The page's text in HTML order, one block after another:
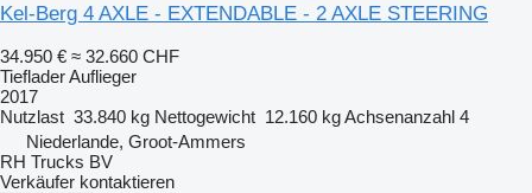
Kel-Berg 4 AXLE - EXTENDABLE - 2 AXLE STEERING
34.950 € ≈ 32.660 CHF
Tieflader Auflieger
2017
Nutzlast 33.840 kg Nettogewicht 12.160 kgAchsenanzahl 4
Niederlande, Groot-Ammers
RH Trucks BV
Verkäufer kontaktieren